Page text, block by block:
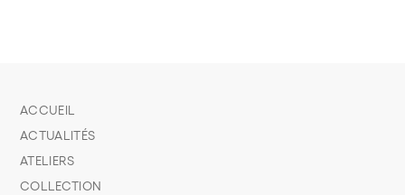
ACCUEIL
ACTUALITÉS
ATELIERS
COLLECTION